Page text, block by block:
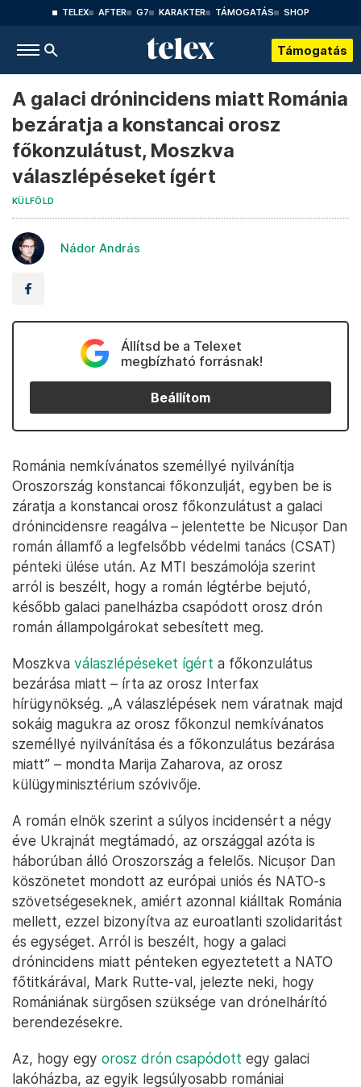
TELEX AFTER G7 KARAKTER TÁMOGATÁS SHOP
Támogatás
A galaci drónincidens miatt Románia
bezáratja a konstancai orosz
főkonzulátust, Moszkva
válaszlépéseket ígért
KÜLFÖLD
Nádor András
Állítsd be a Telexet
megbízható forrásnak!
Beállítom
Románia nemkívánatos személlyé nyilvánítja
Oroszország konstancai főkonzulját, egyben be is
záratja a konstancai orosz főkonzulátust a galaci
drónincidensre reagálva – jelentette be Nicușor Dan
román államfő a legfelsőbb védelmi tanács (CSAT)
pénteki ülése után. Az MTI beszámolója szerint
arról is beszélt, hogy a román légtérbe bejutó,
később galaci panelházba csapódott orosz drón
román állampolgárokat sebesített meg.
Moszkva válaszlépéseket ígért a főkonzulátus
bezárása miatt – írta az orosz Interfax
hírügynökség. „A válaszlépések nem váratnak majd
sokáig magukra az orosz főkonzul nemkívánatos
személlyé nyilvánítása és a főkonzulátus bezárása
miatt” – mondta Marija Zaharova, az orosz
külügyminisztérium szóvivője.
A román elnök szerint a súlyos incidensért a négy
éve Ukrajnát megtámadó, az országgal azóta is
háborúban álló Oroszország a felelős. Nicușor Dan
köszönetet mondott az európai uniós és NATO-s
szövetségeseknek, amiért azonnal kiálltak Románia
mellett, ezzel bizonyítva az euroatlanti szolidaritást
és egységet. Arról is beszélt, hogy a galaci
drónincidens miatt pénteken egyeztetett a NATO
főtitkárával, Mark Rutte-val, jelezte neki, hogy
Romániának sürgősen szüksége van drónelhárító
berendezésekre.
Az, hogy egy orosz drón csapódott egy galaci
lakóházba, az egyik legsúlyosabb romániai